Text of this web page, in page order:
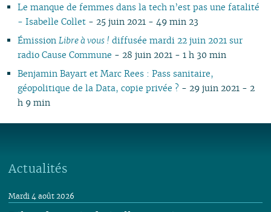
Le manque de femmes dans la tech n’est pas une fatalité
- Isabelle Collet- 25 juin 2021 - 49 min 23
Émission Libre à vous ! diffusée mardi 22 juin 2021 sur
radio Cause Commune - 28 juin 2021 - 1 h 30 min
Benjamin Bayart et Marc Rees : Pass sanitaire,
géopolitique de la Data, copie privée ? - 29 juin 2021 - 2
h 9 min
Actualités
Mardi 4 août 2026